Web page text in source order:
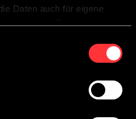
Daten auch für eigene
„Cookies zulassen“
zur Verarbeitung
Zwecken. Sie ist freiwillig,